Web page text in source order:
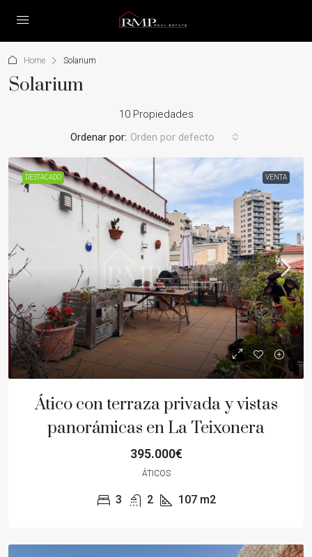
Home Solarium
Solarium
10 Propiedades
Ordenar por: Orden por defecto
DESTACADO VENTA
Ático con terraza privada y vistas
panorámicas en La Teixonera
395.000€
ÁTICOS
3 2 107 m2